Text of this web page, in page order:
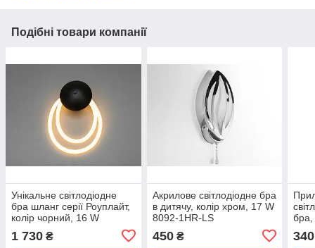
Подібні товари компанії
Унікальне світлодіодне
бра шланг серії Роуплайт,
колір чорний, 16 W
1 730 ₴
Акрилове світлодіодне бра
в дитячу, колір хром, 17 W
8092-1HR-LS
450₴
бра,
340